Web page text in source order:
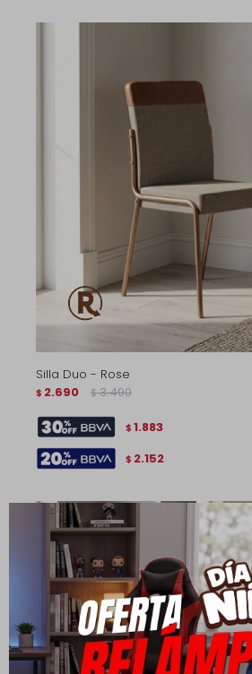
Silla Duo - Rose
$ 2.690 $ 3.490
$ 1.883
$ 2.152